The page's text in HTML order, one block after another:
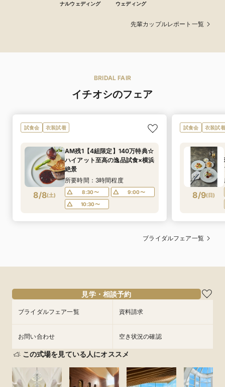
ナルウェディング
ウェディング
先輩カップルレポート一覧
BRIDAL FAIR
イチオシのフェア
試食会 衣装試着
8/8(土)
AM残1【4組限定】140万特典☆
ハイアット至高の逸品試食×横浜
絶景
所要時間：3時間程度
8:30〜
9:00〜
10:30〜
試食会 衣装試着
8/9(日)
ブライダルフェア一覧
見学・相談予約
ブライダルフェア一覧 資料請求
お問い合わせ 空き状況の確認
この式場を見ている人にオススメ